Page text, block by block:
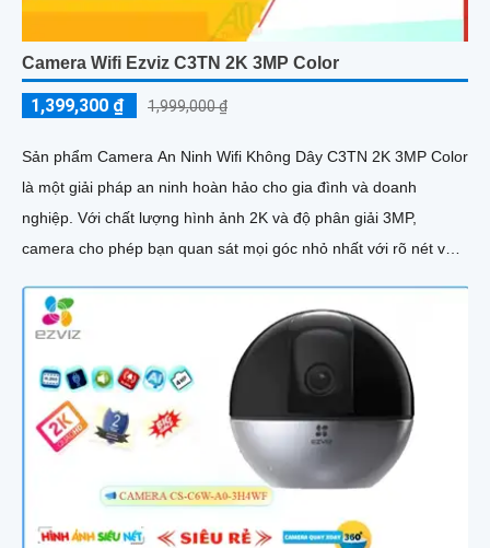
Camera Wifi Ezviz C3TN 2K 3MP Color
1,399,300 ₫ 1,999,000 ₫
Sản phẩm Camera An Ninh Wifi Không Dây C3TN 2K 3MP Color
là một giải pháp an ninh hoàn hảo cho gia đình và doanh
nghiệp. Với chất lượng hình ảnh 2K và độ phân giải 3MP,
camera cho phép bạn quan sát mọi góc nhỏ nhất với rõ nét và